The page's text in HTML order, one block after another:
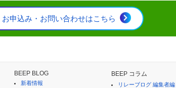
お申込み・お問い合わせはこちら
BEEP BLOG
新着情報
BEEP コラム
リレーブログ 編集者編